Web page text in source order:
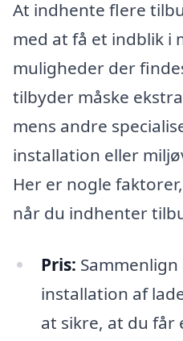
At indhente flere
med at få et indblik i
muligheder der
tilbyder måske
mens andre
installation eller
Her er nogle
når du indhenter
Pris:
installation af
at sikre, at du får